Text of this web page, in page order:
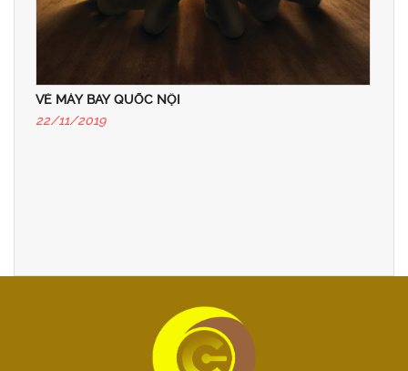
VÉ MÁY BAY QUỐC NỘI
22/11/2019